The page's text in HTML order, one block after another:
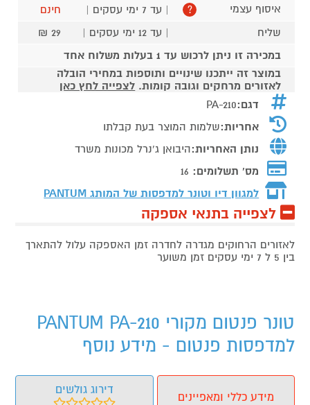
איסוף עצמי
? | עד 7 ימי עסקים |
חינם
שליח
| עד 12 ימי עסקים |
29 ₪
במכירה זו ניתן לרכוש עד 1 בעלות משלוח אחד
במוצר זה ייתכנו שינויים ותוספות במחירי הובלה
לאזורים מרחקים וגובה קומות. לצפייה לחץ כאן
דגם:PA-210
אחריות:שלמות המוצר בעת קבלתו
נותן האחריות:היבואן ג'נרל מכונות משרד
מס' תשלומים: 16
למגוון דיו וטונר למדפסות של המותג PANTUM
לצפייה בתנאי אספקה
לאזורים הרחוקים מגדרה לחדרה זמן האספקה עלול להתארך
בין 5 ל 7 ימי עסקים זמן משוער
טונר פנטום מקורי PANTUM PA-210
למדפסות פנטום - מידע נוסף
מידע כללי ומאפיינים
דירוג גולשים